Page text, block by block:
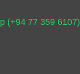
(+94 77 359 6107)